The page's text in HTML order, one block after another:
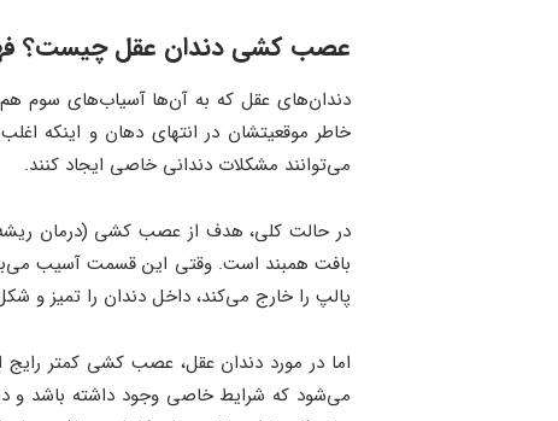
عصب کشی دندان عقل چیست؟
خاطر موقعیتشان در انتهای دهان و اینکه
می‌توانند مشکلات دندانی خاصی ایجاد کنند.
در حالت کلی، هدف از عصب کشی (درمان
بافت همبند است. وقتی این قسمت آسیب
پالپ را خارج می‌کند، داخل دندان را تمیز و
اما در مورد دندان عقل، عصب کشی کمتر
می‌شود که شرایط خاصی وجود داشته باشد